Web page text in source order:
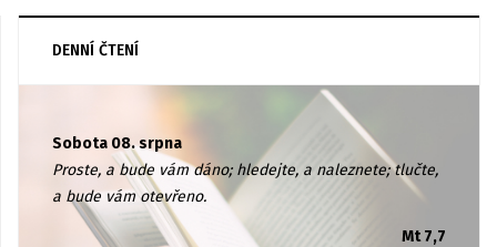
DENNÍ ČTENÍ
Sobota 08. srpna
Proste, a bude vám dáno; hledejte, a naleznete; tlučte,
a bude vám otevřeno.
Mt 7,7